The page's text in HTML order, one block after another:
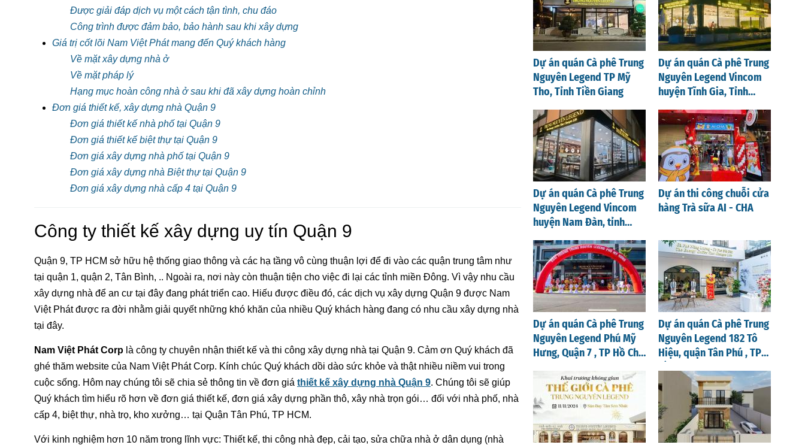
Được giải đáp dịch vụ một cách tận tình, chu đáo
Công trình được đảm bảo, bảo hành sau khi xây dựng
Giá trị cốt lõi Nam Việt Phát mang đến Quý khách hàng
Về mặt xây dựng nhà ở
Về mặt pháp lý
Hạng mục hoàn công nhà ở sau khi đã xây dựng hoàn chỉnh
Đơn giá thiết kế, xây dựng nhà Quận 9
Đơn giá thiết kế nhà phố tại Quận 9
Đơn giá thiết kế biệt thự tại Quận 9
Đơn giá xây dựng nhà phố tại Quận 9
Đơn giá xây dựng nhà Biệt thự tại Quận 9
Đơn giá xây dựng nhà cấp 4 tại Quận 9
Công ty thiết kế xây dựng uy tín Quận 9
Quận 9, TP HCM sở hữu hệ thống giao thông và các hạ tầng vô cùng thuận lợi để đi vào các quận trung tâm như
tại quận 1, quận 2, Tân Bình, .. Ngoài ra, nơi này còn thuận tiện cho việc đi lại các tỉnh miền Đông. Vì vậy nhu cầu
xây dựng nhà để an cư tại đây đang phát triển cao. Hiếu được điều đó, các dịch vụ xây dựng Quận 9 được Nam
Việt Phát được ra đời nhằm giải quyết những khó khăn của nhiều Quý khách hàng đang có nhu cầu xây dựng nhà
tại đây.
Nam Việt Phát Corp là công ty chuyên nhận thiết kế và thi công xây dựng nhà tại Quận 9. Cảm ơn Quý khách đã
ghé thăm website của Nam Việt Phát Corp. Kính chúc Quý khách dồi dào sức khỏe và thật nhiều niềm vui trong
cuộc sống. Hôm nay chúng tôi sẽ chia sẻ thông tin về đơn giá thiết kế xây dựng nhà Quận 9. Chúng tôi sẽ giúp
Quý khách tìm hiểu rõ hơn về đơn giá thiết kế, đơn giá xây dựng phần thô, xây nhà trọn gói… đối với nhà phố, nhà
cấp 4, biệt thự, nhà trọ, kho xưởng… tại Quận Tân Phú, TP HCM.
Với kinh nghiệm hơn 10 năm trong lĩnh vực: Thiết kế, thi công nhà đẹp, cải tạo, sửa chữa nhà ở dân dụng (nhà
Dự án quán Cà phê Trung
Nguyên Legend TP Mỹ
Tho, Tỉnh Tiền Giang
Dự án quán Cà phê Trung
Nguyên Legend Vincom
huyện Tĩnh Gia, Tỉnh
Dự án quán Cà phê Trung
Nguyên Legend Vincom
huyện Nam Đàn, tỉnh
Dự án thi công chuỗi cửa
hàng Trà sữa AI - CHA
Dự án quán Cà phê Trung
Nguyên Legend Phú Mỹ
Hưng, Quận 7 , TP Hồ Chí
Dự án quán Cà phê Trung
Nguyên Legend 182 Tô
Hiệu, quận Tân Phú , TP